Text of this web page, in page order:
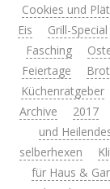
Cookies und
Eis
Grill-Special
Fasching
Feiertage
Küchenratgeber
Archive
2017
und
selberhexen
für Haus &